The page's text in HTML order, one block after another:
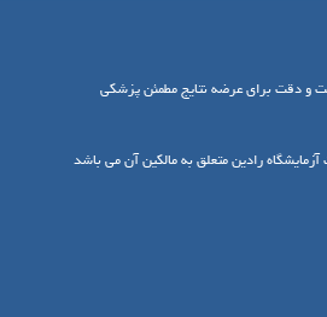
و دقت برای عرضه نتایج مطمئن پزشکی